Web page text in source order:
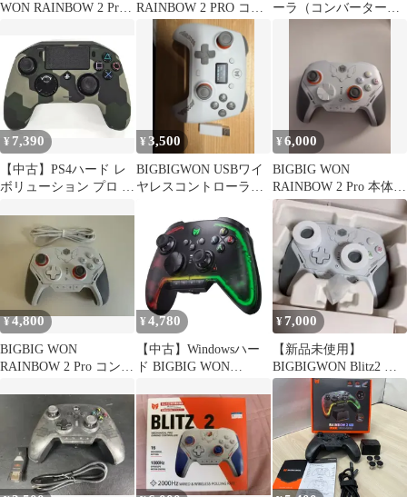
WON RAINBOW 2 Pro
RAINBOW 2 PRO コン
トローラー (
ーラ（コンバーター付
¥ 7,390
【中古】PS4ハード レ
ボリューション プロ コ
¥3,500
BIGBIGWON USBワイ
ヤレスコントローラー
¥6,000
BIGBIG WON
RAINBOW 2 Pro 本体
PC用コントローラー
¥4,800
BIGBIG WON
RAINBOW 2 Pro コント
¥ 4,780
【中古】Windowsハー
ド BIGBIG WON
トコントローラー(未使
用アウトレット品/メー
カー保証)
¥7,000
【新品未使用】
BIGBIGWON Blitz2 コ
ントローラー